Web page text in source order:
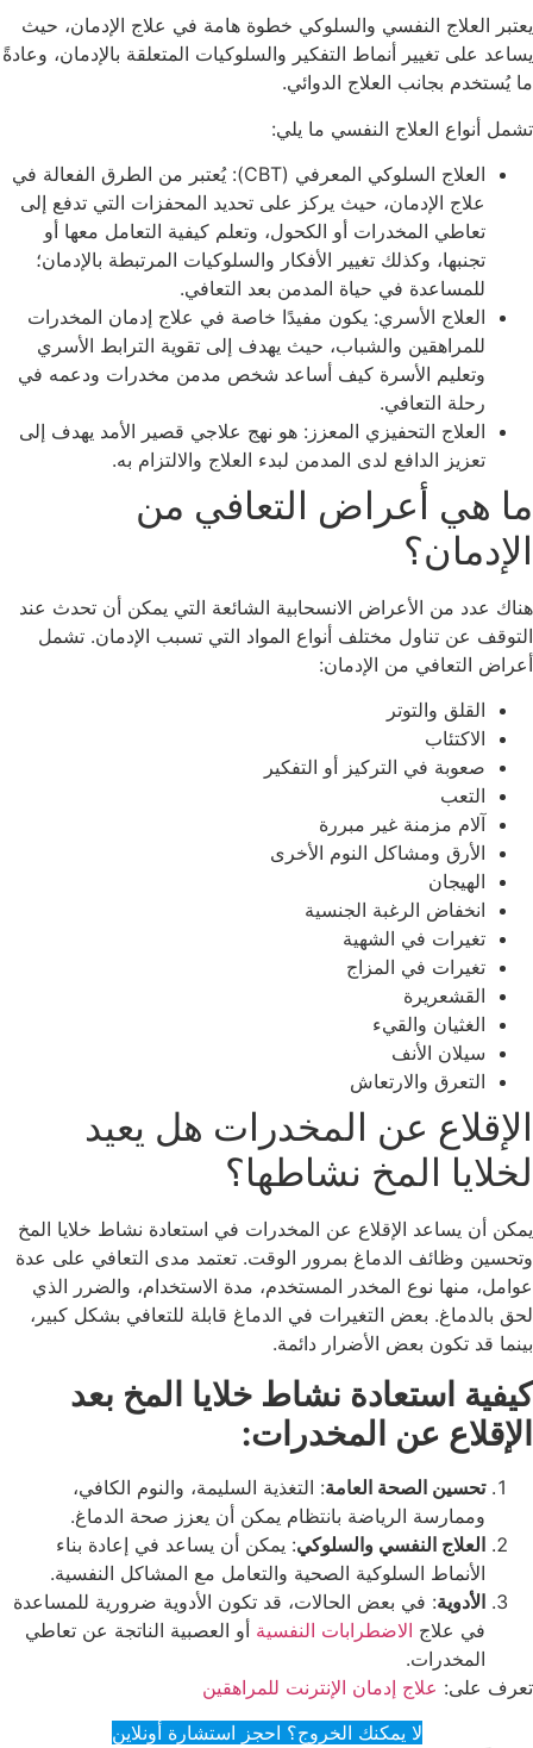
يعتبر العلاج النفسي والسلوكي خطوة هامة في علاج الإدمان، حيث
يساعد على تغيير أنماط التفكير والسلوكيات المتعلقة بالإدمان، وعادةً
ما يُستخدم بجانب العلاج الدوائي.
تشمل أنواع العلاج النفسي ما يلي:
العلاج السلوكي المعرفي (CBT): يُعتبر من الطرق الفعالة في
علاج الإدمان، حيث يركز على تحديد المحفزات التي تدفع إلى
تعاطي المخدرات أو الكحول، وتعلم كيفية التعامل معها أو
تجنبها، وكذلك تغيير الأفكار والسلوكيات المرتبطة بالإدمان؛
للمساعدة في حياة المدمن بعد التعافي.
العلاج الأسري: يكون مفيدًا خاصة في علاج إدمان المخدرات
للمراهقين والشباب، حيث يهدف إلى تقوية الترابط الأسري
وتعليم الأسرة كيف أساعد شخص مدمن مخدرات ودعمه في
رحلة التعافي.
العلاج التحفيزي المعزز: هو نهج علاجي قصير الأمد يهدف إلى
تعزيز الدافع لدى المدمن لبدء العلاج والالتزام به.
ما هي أعراض التعافي من
الإدمان؟
هناك عدد من الأعراض الانسحابية الشائعة التي يمكن أن تحدث عند
التوقف عن تناول مختلف أنواع المواد التي تسبب الإدمان. تشمل
أعراض التعافي من الإدمان:
القلق والتوتر
الاكتئاب
صعوبة في التركيز أو التفكير
التعب
آلام مزمنة غير مبررة
الأرق ومشاكل النوم الأخرى
الهيجان
انخفاض الرغبة الجنسية
تغيرات في الشهية
تغيرات في المزاج
القشعريرة
الغثيان والقيء
سيلان الأنف
التعرق والارتعاش
الإقلاع عن المخدرات هل يعيد
لخلايا المخ نشاطها؟
يمكن أن يساعد الإقلاع عن المخدرات في استعادة نشاط خلايا المخ
وتحسين وظائف الدماغ بمرور الوقت. تعتمد مدى التعافي على عدة
عوامل، منها نوع المخدر المستخدم، مدة الاستخدام، والضرر الذي
لحق بالدماغ. بعض التغيرات في الدماغ قابلة للتعافي بشكل كبير،
بينما قد تكون بعض الأضرار دائمة.
كيفية استعادة نشاط خلايا المخ بعد
الإقلاع عن المخدرات:
تحسين الصحة العامة: التغذية السليمة، والنوم الكافي،
وممارسة الرياضة بانتظام يمكن أن يعزز صحة الدماغ.
العلاج النفسي والسلوكي: يمكن أن يساعد في إعادة بناء
الأنماط السلوكية الصحية والتعامل مع المشاكل النفسية.
الأدوية: في بعض الحالات، قد تكون الأدوية ضرورية للمساعدة
في علاج الاضطرابات النفسية أو العصبية الناتجة عن تعاطي
المخدرات.
تعرف على: علاج إدمان الإنترنت للمراهقين
لا يمكنك الخروج؟ احجز استشارة أونلاين